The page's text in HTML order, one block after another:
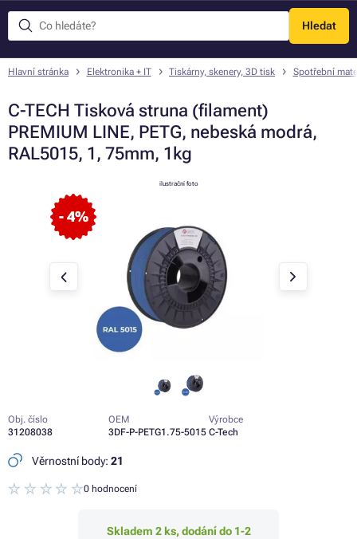
Hledat
Menu
Hlavní stránka Elektronika + IT Tiskárny, skenery, 3D tisk Spotřební
C-TECH Tisková struna (filament)
PREMIUM LINE, PETG, nebeská modrá,
RAL5015, 1, 75mm, 1kg
- 4%
ilustrační foto
Obj. číslo
31208038
OEM
3DF-P-PETG1.75-5015
Výrobce
C-Tech
Věrnostní body: 21
0 hodnocení
Skladem 2 ks, dodání do 1-2